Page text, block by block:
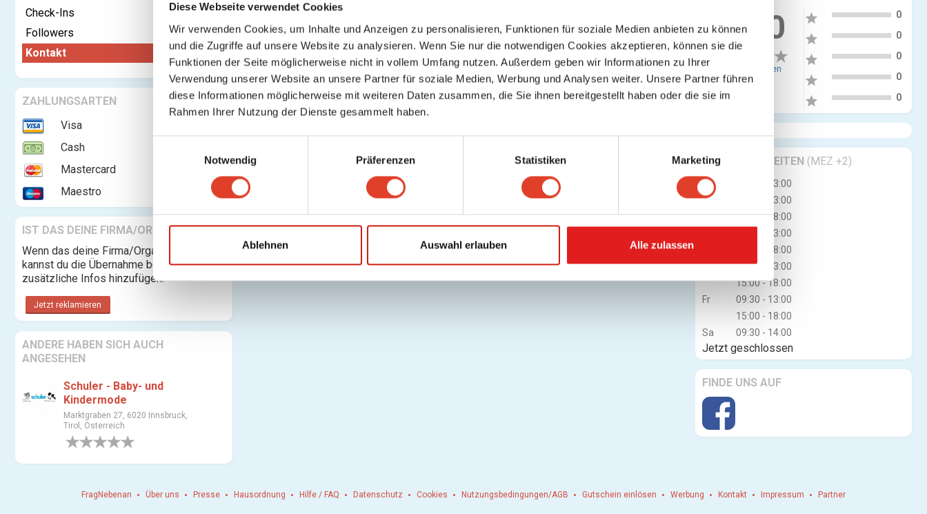
Diese Webseite verwendet Cookies
Wir verwenden Cookies, um Inhalte und Anzeigen zu personalisieren, Funktionen für soziale Medien anbieten zu können
und die Zugriffe auf unsere Website zu analysieren. Wenn Sie nur die notwendigen Cookies akzeptieren, können sie die
Funktionen der Seite möglicherweise nicht in vollem Umfang nutzen. Außerdem geben wir Informationen zu Ihrer
Verwendung unserer Website an unsere Partner für soziale Medien, Werbung und Analysen weiter. Unsere Partner führen
diese Informationen möglicherweise mit weiteren Daten zusammen, die Sie ihnen bereitgestellt haben oder die sie im
Rahmen Ihrer Nutzung der Dienste gesammelt haben.
i
g
s
s
Notwendig Präferenzen Statistiken Marketing
Ablehnen Auswahl erlauben Alle zulassen
Check-Ins
Followers
Kontakt
ZAHLUNGSARTEN
Visa
Cash
Mastercard
Maestro
IST DAS DEINE FIRMA/ORGANISATION?
Wenn das deine Firma/Organisation ist,
kannst du die Übernahme beantragen und
zusätzliche Infos hinzufügen.
Jetzt reklamieren
ANDERE HABEN SICH AUCH
ANGESEHEN
Schuler - Baby- und
Kindermode
Marktgraben 27, 6020 Innsbruck,
Tirol, Österreich
0.00
0 Bewertungen
star 0
star 0
star 0
star 0
star 0
GESCHÄFTSZEITEN (MEZ +2)
Mo
09:30 - 13:00
Di
09:30 - 13:00
15:00 - 18:00
09:30 - 13:00
15:00 - 18:00
Do
09:30 - 13:00
15:00 - 18:00
Fr
09:30 - 13:00
15:00 - 18:00
Sa
09:30 - 14:00
Jetzt geschlossen
FINDE UNS AUF
Deine E-Mail
Adresse:
Nachricht:
FragNebenan Über uns Presse Hausordnung Hilfe / FAQ Datenschutz Cookies Nutzungsbedingungen/AGB Gutschein einlösen Werbung Kontakt Impressum Partner